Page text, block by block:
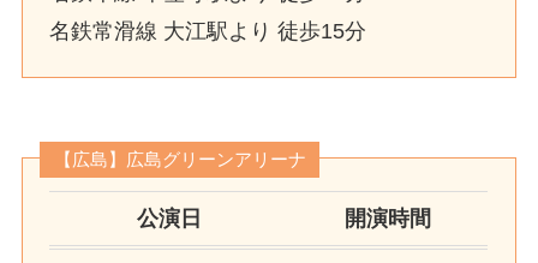
名鉄常滑線 大江駅より 徒歩15分
【広島】広島グリーンアリーナ
公演日 開演時間